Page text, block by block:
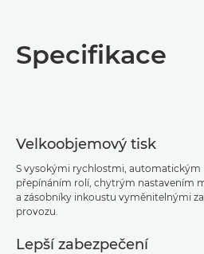
Specifikace
Stažení souboru PDF
Specifikace
Velkoobjemový tisk
S vysokými rychlostmi, automatickým
přepínáním rolí, chytrým nastavením
a zásobníky inkoustu vyměnitelnými za
provozu.
Lepší zabezpečení